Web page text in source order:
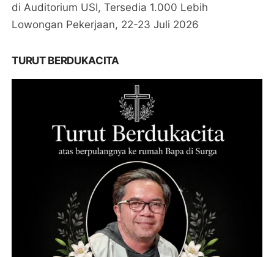
di Auditorium USI, Tersedia 1.000 Lebih
Lowongan Pekerjaan, 22-23 Juli 2026
TURUT BERDUKACITA